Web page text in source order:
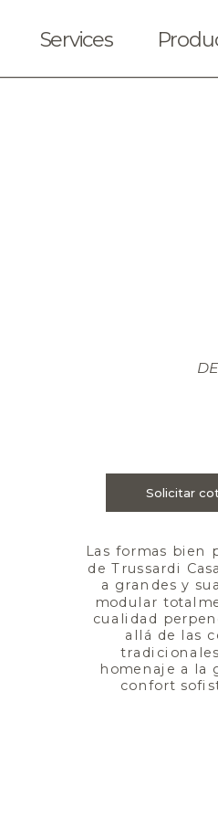
Ubica nuestras
Las formas bien
de Trussardi
a grandes y
modular
cualidad
allá de las
homenaje a la
confort
Services